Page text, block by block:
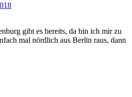
gibt es bereits, da bin ich mir zu
mal nördlich aus Berlin raus, dann